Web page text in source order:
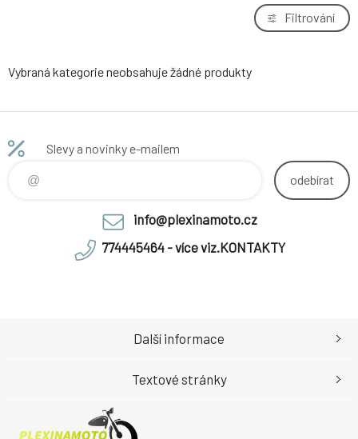
Filtrování
Vybraná kategorie neobsahuje žádné produkty
Slevy a novinky e-mailem
odebírat
info@plexinamoto.cz
774445464 - více viz.KONTAKTY
Další informace
Textové stránky